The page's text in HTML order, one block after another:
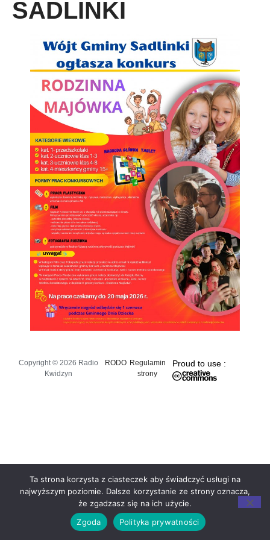
SADLINKI
Copyright © 2026 Radio
Kwidzyn
RODO Regulamin
strony
Proud to use :
Ta strona korzysta z ciasteczek aby świadczyć usługi na
najwyższym poziomie. Dalsze korzystanie ze strony oznacza,
że zgadzasz się na ich użycie.
Zgoda
Polityka prywatności